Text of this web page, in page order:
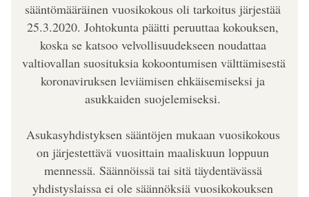
sääntömääräinen vuosikokous oli tarkoitus järjestää
25.3.2020. Johtokunta päätti peruuttaa kokouksen,
koska se katsoo velvollisuudekseen noudattaa
valtiovallan suosituksia kokoontumisen välttämisestä
koronaviruksen leviämisen ehkäisemiseksi ja
asukkaiden suojelemiseksi.
Asukasyhdistyksen sääntöjen mukaan vuosikokous
on järjestettävä vuosittain maaliskuun loppuun
mennessä. Säännöissä tai sitä täydentävässä
yhdistyslaissa ei ole säännöksiä vuosikokouksen